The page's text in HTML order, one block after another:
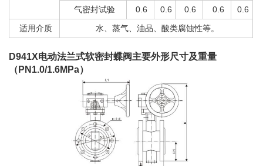
气密封试验
0.6 0.6 0.6 0.6
0.6
适用介质
水、蒸气、油品、酸类腐蚀性等。
D941X电动法兰式软密封蝶阀主要外形尺寸及重量
（PN1.0/1.6MPa）